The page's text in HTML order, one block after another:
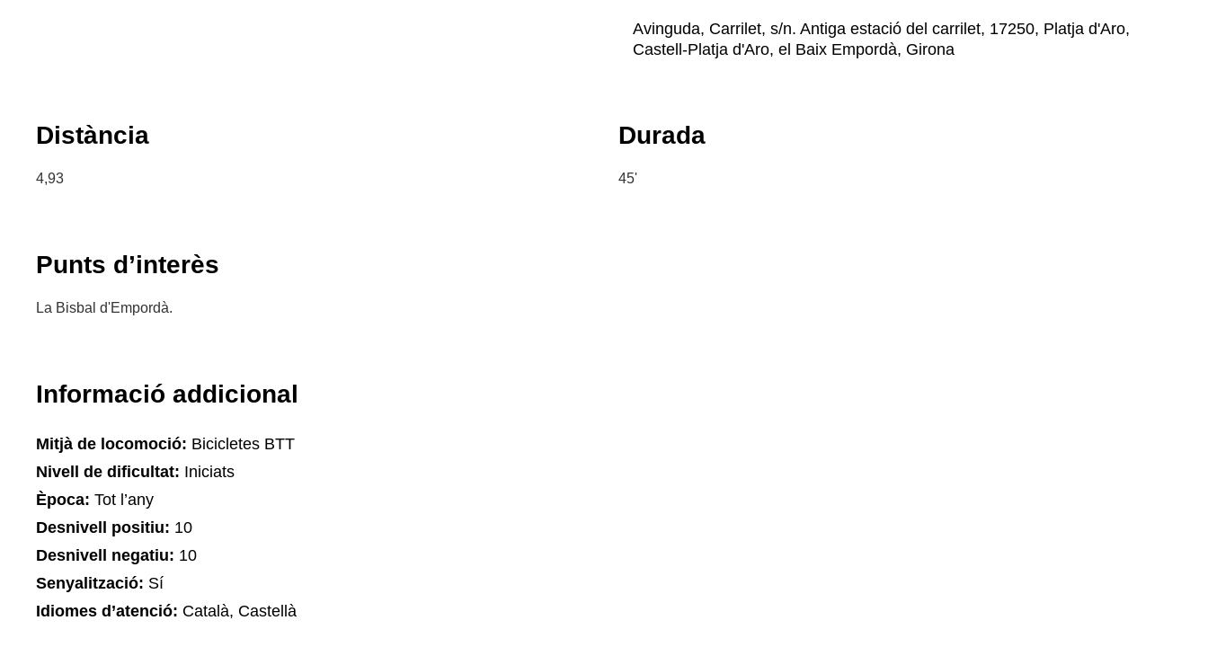
Avinguda, Carrilet, s/n. Antiga estació del carrilet, 17250, Platja d'Aro,
Castell-Platja d'Aro, el Baix Empordà, Girona
Distància
4,93
Durada
45'
Punts d’interès
La Bisbal d'Empordà.
Informació addicional
Mitjà de locomoció: Bicicletes BTT
Nivell de dificultat: Iniciats
Època: Tot l’any
Desnivell positiu: 10
Desnivell negatiu: 10
Senyalització: Sí
Idiomes d’atenció: Català, Castellà